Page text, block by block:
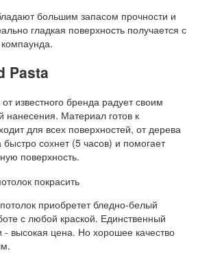
большим запасом прочности и
гладкая поверхность получается с
Pasta
известного бренда радует своим
нанесения. Материал готов к
для всех поверхностей, от дерева
сохнет (5 часов) и помогает
поверхность.
приобретет бледно-белый
с любой краской. Единственный
- высокая цена. Но хорошее качество